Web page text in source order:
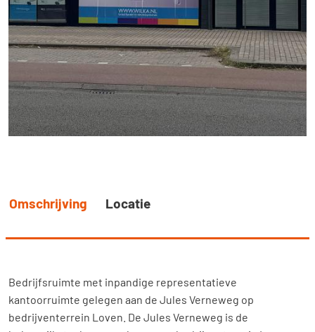
Omschrijving Locatie
Bedrijfsruimte met inpandige representatieve
kantoorruimte gelegen aan de Jules Verneweg op
bedrijventerrein Loven. De Jules Verneweg is de